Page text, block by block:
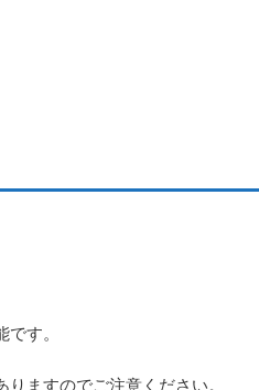
す。
ますのでご注意ください。